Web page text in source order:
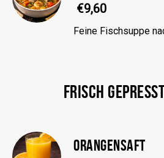
€9,60
Feine Fischsuppe
FRISCH
ORANGENSAFT